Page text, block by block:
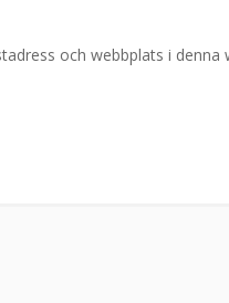
och webbplats i